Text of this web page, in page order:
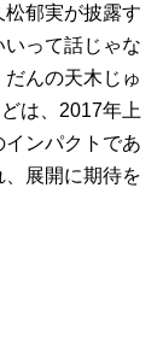
郁実が披露す
って話じゃな
んの天木じゅ
は、2017年上
ンパクトであ
展開に期待を